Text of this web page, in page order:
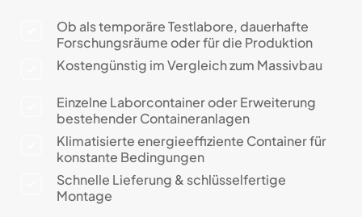
Ob als temporäre Testlabore, dauerhafte
Forschungsräume oder für die Produktion
Kostengünstig im Vergleich zum Massivbau
Einzelne Laborcontainer oder Erweiterung
bestehender Containeranlagen
Klimatisierte energieeffiziente Container für
konstante Bedingungen
Schnelle Lieferung & schlüsselfertige
Montage